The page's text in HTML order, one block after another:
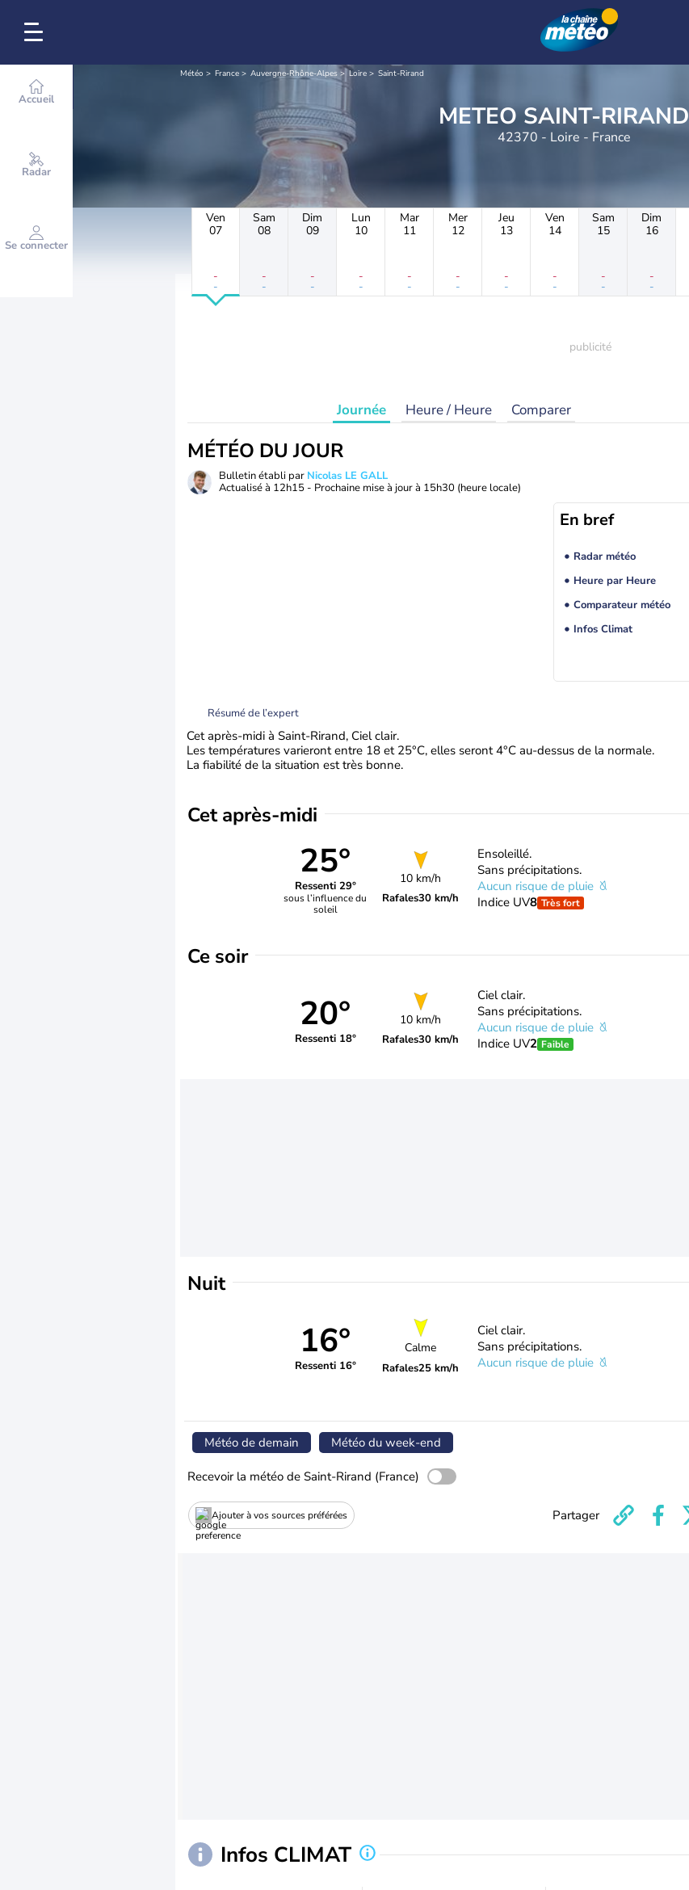
Accueil
Radar
Se connecter
Météo France Auvergne-Rhône-Alpes Loire Saint-Rirand
METEO SAINT-RIRAND
42370 - Loire - France
Ven
07
-
-
Sam
08
-
-
Dim
09
-
-
Lun
10
-
-
Mar
11
-
-
Mer
12
-
-
Jeu
13
-
-
Ven
14
-
-
Sam
15
-
-
Dim
16
-
-
Journée Heure / Heure Comparer
MÉTÉO DU JOUR
Bulletin établi par Nicolas LE GALL
Actualisé à 12h15 - Prochaine mise à jour à 15h30 (heure locale)
En bref
Radar météo
Heure par Heure
Comparateur météo
Infos Climat
Résumé de l’expert
Cet après-midi à Saint-Rirand, Ciel clair.
Les températures varieront entre 18 et 25°C, elles seront 4°C au-dessus de la normale.
La fiabilité de la situation est très bonne.
Cet après-midi
25°
Ressenti 29°
sous l’influence du
soleil
10 km/h
Rafales30 km/h
Ensoleillé.
Sans précipitations.
Aucun risque de pluie
Indice UV8 Très fort
Ce soir
20°
Ressenti 18°
10 km/h
Rafales30 km/h
Ciel clair.
Sans précipitations.
Aucun risque de pluie
Indice UV2 Faible
Nuit
16°
Ressenti 16°
Calme
Rafales25 km/h
Ciel clair.
Sans précipitations.
Aucun risque de pluie
Météo de demain Météo du week-end
Recevoir la météo de Saint-Rirand (France)
Ajouter à vos sources préférées Partager
Infos CLIMAT